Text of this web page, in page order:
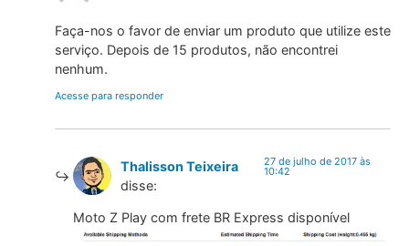
Faça-nos o favor de enviar um produto que utilize este
serviço. Depois de 15 produtos, não encontrei
nenhum.
Acesse para responder
Thalisson Teixeira
disse:
27 de julho de 2017 às
10:42
Moto Z Play com frete BR Express disponível